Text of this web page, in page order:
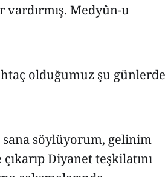
vardırmış. Medyûn-u
olduğumuz şu günlerde
sana söylüyorum, gelinim
Diyanet teşkilatını